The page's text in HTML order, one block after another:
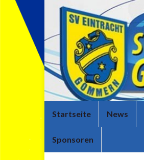
Startseite News
Sponsoren